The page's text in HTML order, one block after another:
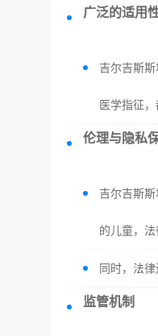
广泛的适用
吉尔吉斯
医学指征
伦理与隐私
吉尔吉斯
的儿童，法
同时，法
监管机制